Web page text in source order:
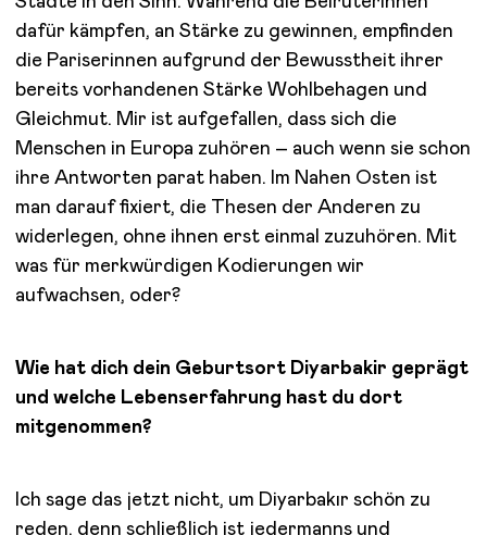
dafür kämpfen, an Stärke zu gewinnen, empfinden
die Pariserinnen aufgrund der Bewusstheit ihrer
bereits vorhandenen Stärke Wohlbehagen und
Gleichmut. Mir ist aufgefallen, dass sich die
Menschen in Europa zuhören – auch wenn sie schon
ihre Antworten parat haben. Im Nahen Osten ist
man darauf fixiert, die Thesen der Anderen zu
widerlegen, ohne ihnen erst einmal zuzuhören. Mit
was für merkwürdigen Kodierungen wir
aufwachsen, oder?
Wie hat dich dein Geburtsort Diyarbakir geprägt
und welche Lebenserfahrung hast du dort
mitgenommen?
Ich sage das jetzt nicht, um Diyarbakır schön zu
reden, denn schließlich ist jedermanns und